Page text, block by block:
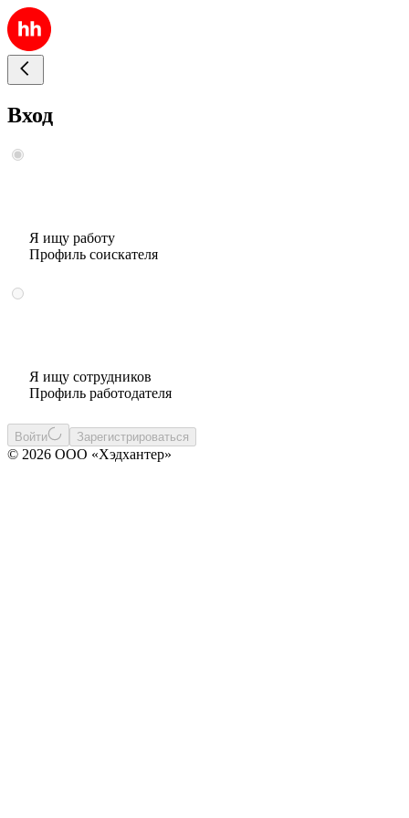
Вход
Я ищу работу
Профиль соискателя
Я ищу сотрудников
Профиль работодателя
Войти Зарегистрироваться
© 2026 ООО «Хэдхантер»